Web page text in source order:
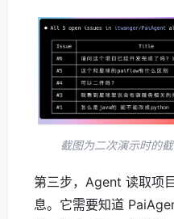
截图为二次演示时的
第三步，Agent 读取项
息。它需要知道